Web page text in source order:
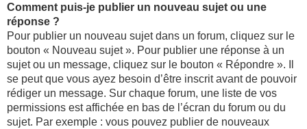
Comment puis-je publier un nouveau sujet ou une
réponse ?
Pour publier un nouveau sujet dans un forum, cliquez sur le
bouton « Nouveau sujet ». Pour publier une réponse à un
sujet ou un message, cliquez sur le bouton « Répondre ». Il
se peut que vous ayez besoin d’être inscrit avant de pouvoir
rédiger un message. Sur chaque forum, une liste de vos
permissions est affichée en bas de l’écran du forum ou du
sujet. Par exemple : vous pouvez publier de nouveaux